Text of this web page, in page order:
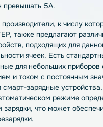
превышать 5A.
к числу
также предлагают
, подходящих для
ячеек. Есть
для небольших
и током с постоянным
смарт-зарядные устройства
режиме
зарядки, что может